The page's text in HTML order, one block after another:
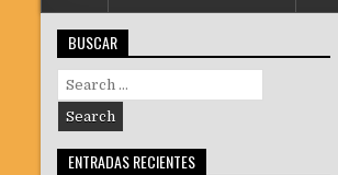
BUSCAR
Search
for:
ENTRADAS RECIENTES